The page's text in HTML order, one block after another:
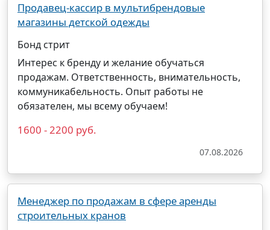
Продавец-кассир в мультибрендовые
магазины детской одежды
Бонд стрит
Интерес к бренду и желание обучаться
продажам. Ответственность, внимательность,
коммуникабельность. Опыт работы не
обязателен, мы всему обучаем!
1600 - 2200 руб.
07.08.2026
Менеджер по продажам в сфере аренды
строительных кранов